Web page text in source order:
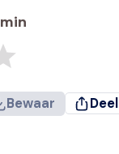
min
Bewaar Deel